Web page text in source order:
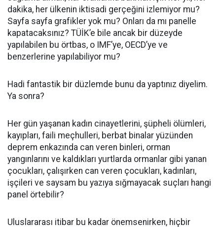
dakika, her ülkenin iktisadi gerçeğini izlemiyor mu?
Sayfa sayfa grafikler yok mu? Onları da mı panelle
kapatacaksınız? TÜİK’e bile ancak bir düzeyde
yapılabilen bu örtbas, o IMF’ye, OECD’ye ve
benzerlerine yapılabiliyor mu?
Hadi fantastik bir düzlemde bunu da yaptınız diyelim.
Ya sonra?
Her gün yaşanan kadın cinayetlerini, şüpheli ölümleri,
kayıpları, faili meçhulleri, berbat binalar yüzünden
deprem enkazında can veren binleri, orman
yangınlarını ve kaldıkları yurtlarda ormanlar gibi yanan
çocukları, çalışırken can veren çocukları, kadınları,
işçileri ve saysam bu yazıya sığmayacak suçları hangi
panel örtebilir?
Uluslararası itibar bu kadar önemsenirken, hiçbir